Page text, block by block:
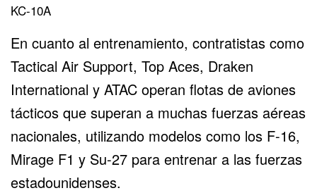
KC-10A
En cuanto al entrenamiento, contratistas como
Tactical Air Support, Top Aces, Draken
International y ATAC operan flotas de aviones
tácticos que superan a muchas fuerzas aéreas
nacionales, utilizando modelos como los F-16,
Mirage F1 y Su-27 para entrenar a las fuerzas
estadounidenses.